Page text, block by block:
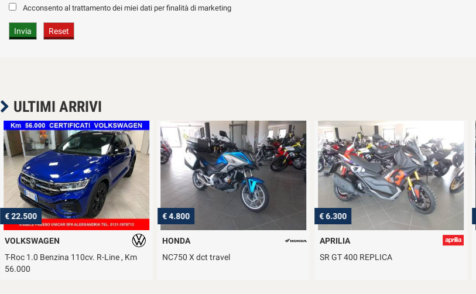
Acconsento al trattamento dei miei dati per finalità di marketing
ULTIMI ARRIVI
€ 22.500
VOLKSWAGEN
T-Roc 1.0 Benzina 110cv. R-Line , Km
56.000
€ 4.800
HONDA
NC750 X dct travel
€ 6.300
APRILIA
SR GT 400 REPLICA